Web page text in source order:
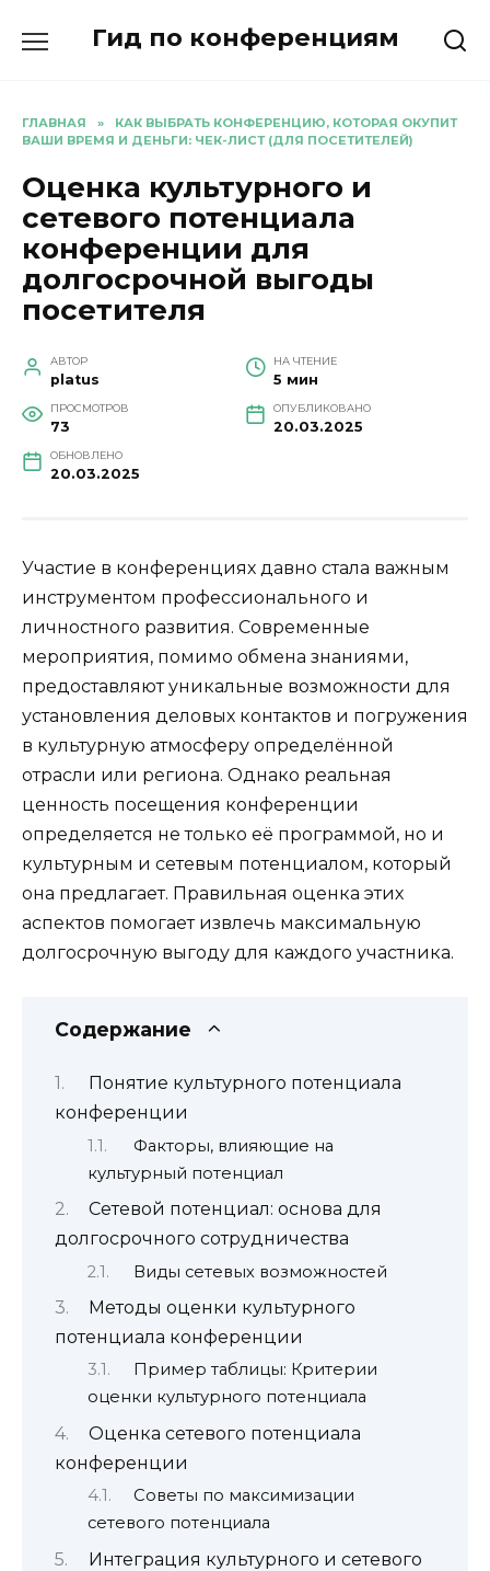
Гид по конференциям
ГЛАВНАЯ »
КАК ВЫБРАТЬ КОНФЕРЕНЦИЮ, КОТОРАЯ ОКУПИТ
ВАШИ ВРЕМЯ И ДЕНЬГИ: ЧЕК-ЛИСТ (ДЛЯ ПОСЕТИТЕЛЕЙ)
Оценка культурного и
сетевого потенциала
конференции для
долгосрочной выгоды
посетителя
АВТОР
platus
НА ЧТЕНИЕ
5 мин
ПРОСМОТРОВ
73
ОПУБЛИКОВАНО
20.03.2025
ОБНОВЛЕНО
20.03.2025
Участие в конференциях давно стала важным
инструментом профессионального и
личностного развития. Современные
мероприятия, помимо обмена знаниями,
предоставляют уникальные возможности для
установления деловых контактов и погружения
в культурную атмосферу определённой
отрасли или региона. Однако реальная
ценность посещения конференции
определяется не только её программой, но и
культурным и сетевым потенциалом, который
она предлагает. Правильная оценка этих
аспектов помогает извлечь максимальную
долгосрочную выгоду для каждого участника.
Содержание
Понятие культурного потенциала
конференции
Факторы, влияющие на
культурный потенциал
Сетевой потенциал: основа для
долгосрочного сотрудничества
Виды сетевых возможностей
Методы оценки культурного
потенциала конференции
Пример таблицы: Критерии
оценки культурного потенциала
Оценка сетевого потенциала
конференции
Советы по максимизации
сетевого потенциала
Интеграция культурного и сетевого